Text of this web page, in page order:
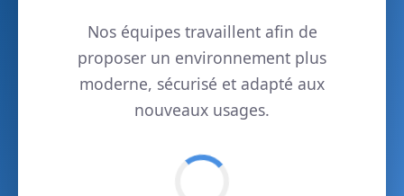
Nos équipes travaillent afin de
proposer un environnement plus
moderne, sécurisé et adapté aux
nouveaux usages.